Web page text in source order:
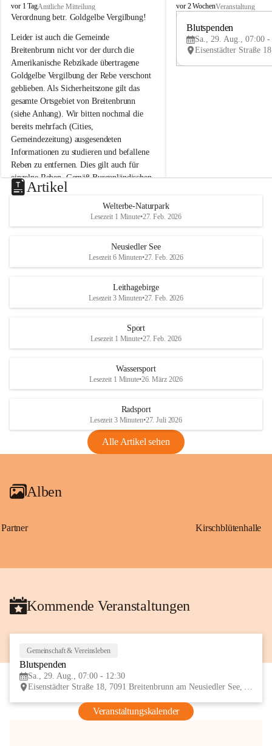
B
r
i
t
e
n
b
r
u
n
n
a
m
N
e
u
s
d
S
vor 1 TagAmtliche Mitteilung
Verordnung betr. Goldgelbe Vergilbung!
Leider ist auch die Gemeinde
Breitenbrunn nicht vor der durch die
Amerikanische Rebzikade übertragene
Goldgelbe Vergilbung der Rebe verschont
geblieben. Als Sicherheitszone gilt das
gesamte Ortsgebiet von Breitenbrunn
(siehe Anhang). Wir bitten nochmal die
bereits mehrfach (Cities,
Gemeindezeitung) ausgesendeten
Informationen zu studieren und befallene
Reben zu entfernen. Dies gilt auch für
einzelne Reben. Gemäß Burgenländischen
Weinbaugesetz sind nicht gepflegte oder
unzulässige Weingärten zu roden! Bitte
helfen wir zusammen um unsere Winzer
vor den prognostizierten Ernteausfällen
und den daraus folgenden wirtschaftlichen
Maßnahmen zur Bekämpfung
Rebe und der Amerikanischen
Anhang VBl. EU Nr. 18
1 Seite•1,4 MB
VBl. EU Nr. 18_2026
B
e
u
e
d
r
S
vor 2 WochenVeranstaltung
Blutspenden
Sa., 29. Aug., 07:00 -
Artikel
Welterbe-Naturpark
Lesezeit 1 Minute•27. Feb. 2026
Neusiedler See
Lesezeit 6 Minuten•27. Feb. 2026
Leithagebirge
Lesezeit 3 Minuten•27. Feb. 2026
Sport
Lesezeit 1 Minute•27. Feb. 2026
Wassersport
Lesezeit 1 Minute•26. März 2026
Radsport
Lesezeit 3 Minuten•27. Juli 2026
Alle Artikel sehen
Alben
Partner Kirschblütenhalle
Kommende Veranstaltungen
Gemeinschaft & Vereinsleben
Blutspenden
Sa., 29. Aug., 07:00 - 12:30
Eisenstädter Straße 18, 7091 Breitenbrunn am Neusiedler See, AUT
Veranstaltungskalender